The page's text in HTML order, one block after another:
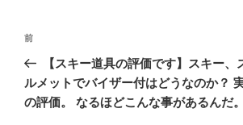
投
ナ
ビ
前
の
投
稿
前
【スキー道具の評価です】スキー、
ルメットでバイザー付はどうなのか？
の評価。 なるほどこんな事があるんだ